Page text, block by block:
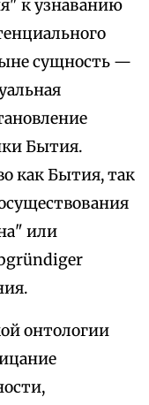
к узнаванию
сущность —
Бытия.
как Бытия, так
или
онтологии